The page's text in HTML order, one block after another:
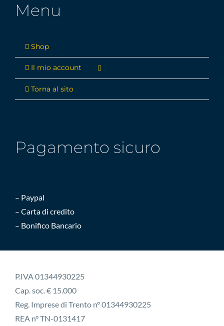
Menu
Shop
Il mio account
Torna al sito
Pagamento sicuro
– Paypal
– Carta di credito
– Bonifico Bancario
P.IVA 01344930225
Cap. soc. € 15.000
Reg. Imprese di Trento n° 01344930225
REA n° TN-0131417